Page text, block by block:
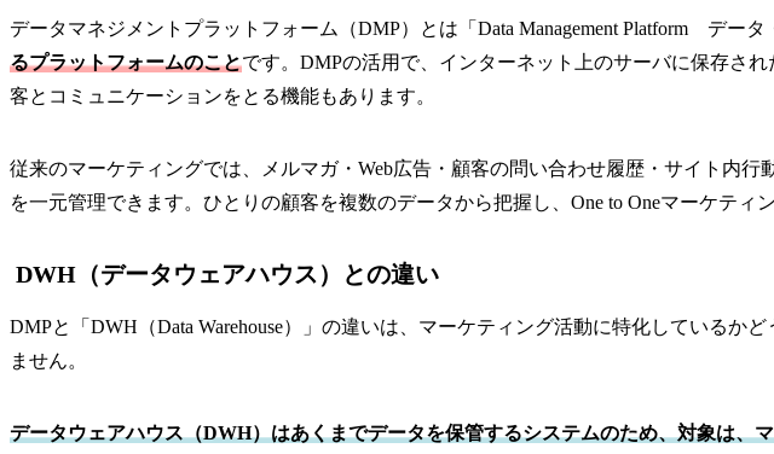
データマネジメントプラットフォーム（DMP）とは「Data Management Platform デー
るプラットフォームのことです。DMPの活用で、インターネット上のサーバに保存さ
客とコミュニケーションをとる機能もあります。
従来のマーケティングでは、メルマガ・Web広告・顧客の問い合わせ履歴・サイト内
を一元管理できます。ひとりの顧客を複数のデータから把握し、One to Oneマーケティ
DWH（データウェアハウス）との違い
DMPと「DWH（Data Warehouse）」の違いは、マーケティング活動に特化している
ません。
データウェアハウス（DWH）はあくまでデータを保管するシステムのため、対象は、